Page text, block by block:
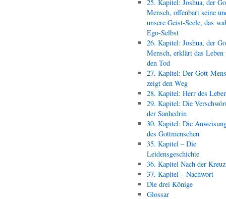
25. Kapitel: Joshua, der
Mensch, offenbart seine
unsere Geist-Seele, das
Ego-Selbst
26. Kapitel: Joshua, der
Mensch, erklärt das Leben
den Tod
27. Kapitel: Der Gott-
zeigt den Weg
28. Kapitel: Herr des
29. Kapitel: Die
der Sanhedrin
30. Kapitel: Die
des Gottmenschen
35. Kapitel – Die
Leidensgeschichte
36. Kapitel Nach der
37. Kapitel – Nachwort
Die drei Könige
Glossar